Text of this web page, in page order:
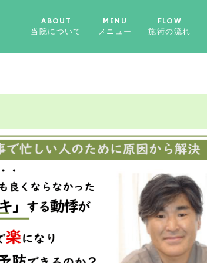
ABOUT
当院について
MENU
メニュー
FLOW
施術の流れ